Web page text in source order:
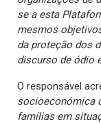
se a esta
mesmos
da proteção dos
discurso de ódio
O responsável
socioeconómica
famílias em